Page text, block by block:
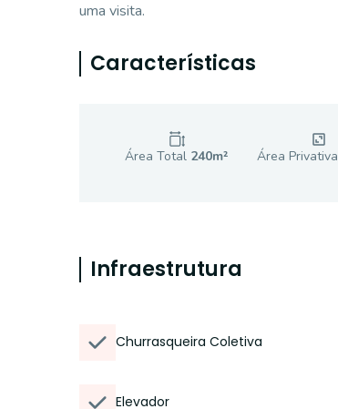
uma visita.
Características
Área Total 240m² Área Privativa
Infraestrutura
Churrasqueira Coletiva
Elevador